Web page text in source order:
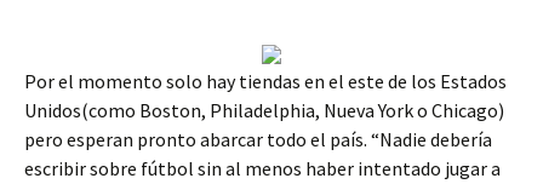
Por el momento solo hay tiendas en el este de los Estados
Unidos(como Boston, Philadelphia, Nueva York o Chicago)
pero esperan pronto abarcar todo el país. “Nadie debería
escribir sobre fútbol sin al menos haber intentado jugar a